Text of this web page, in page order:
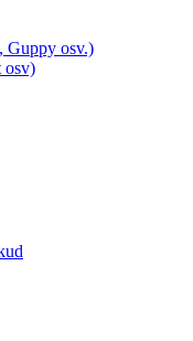
Guppy osv.)
osv)